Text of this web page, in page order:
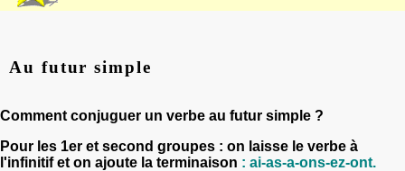
Au futur simple
Comment conjuguer un verbe au futur simple ?
Pour les 1er et second groupes : on laisse le verbe à
l'infinitif et on ajoute la terminaison : ai-as-a-ons-ez-ont.